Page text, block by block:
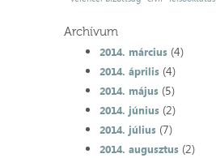
Archívum
2014. március(4)
2014. április(4)
2014. május(5)
2014. június(2)
2014. július(7)
2014. augusztus(2)